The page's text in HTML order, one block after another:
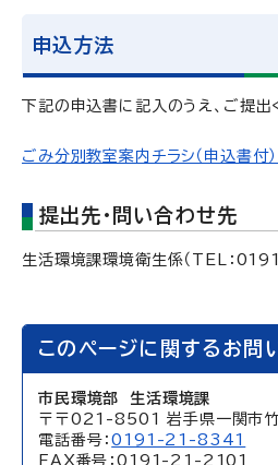
申込方法
下記の申込書に記入のうえ、ご提出
ごみ分別教室案内チラシ（申込書付）
提出先・問い合わせ先
生活環境課環境衛生係（TEL：
このページに関するお問
市民環境部 生活環境課
〒〒021-8501 岩手県一関市
電話番号：0191-21-8341
FAX番号：0191-21-2101